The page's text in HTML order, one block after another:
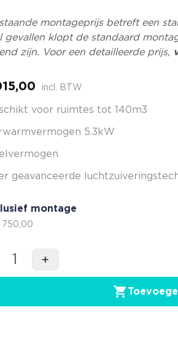
montageprijs betreft een
gevallen klopt de standaard
zijn. Voor een detailleerde prijs,
incl. BTW
voor ruimtes tot 140m3
5.3kW
geavanceerde
montage
750,00